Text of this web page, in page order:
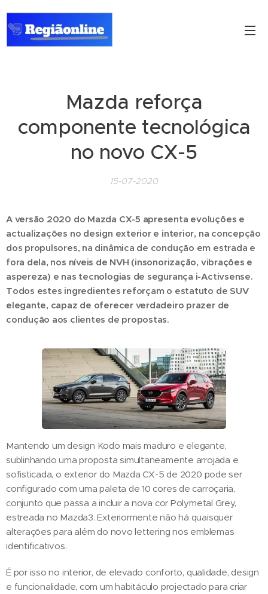
Mazda reforça
componente tecnológica
no novo CX-5
15-07-2020
A versão 2020 do Mazda CX-5 apresenta evoluções e
actualizações no design exterior e interior, na concepção
dos propulsores, na dinâmica de condução em estrada e
fora dela, nos níveis de NVH (insonorização, vibrações e
aspereza) e nas tecnologias de segurança i-Activsense.
Todos estes ingredientes reforçam o estatuto de SUV
elegante, capaz de oferecer verdadeiro prazer de
condução aos clientes de propostas.
Mantendo um design Kodo mais maduro e elegante,
sublinhando uma proposta simultaneamente arrojada e
sofisticada, o exterior do Mazda CX-5 de 2020 pode ser
configurado com uma paleta de 10 cores de carroçaria,
conjunto que passa a incluir a nova cor Polymetal Grey,
estreada no Mazda3. Exteriormente não há quaisquer
alterações para além do novo lettering nos emblemas
identificativos.
É por isso no interior, de elevado conforto, qualidade, design
e funcionalidade, com um habitáculo projectado para criar